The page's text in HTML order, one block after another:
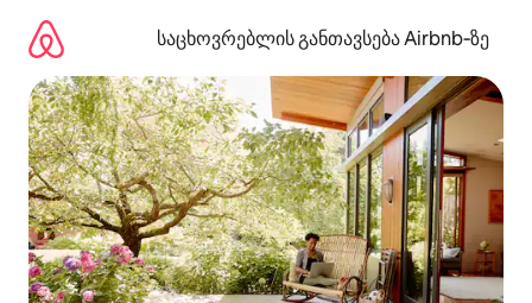
გადასვლა
საცხოვრებლის განთავსება Airbnb‑ზე